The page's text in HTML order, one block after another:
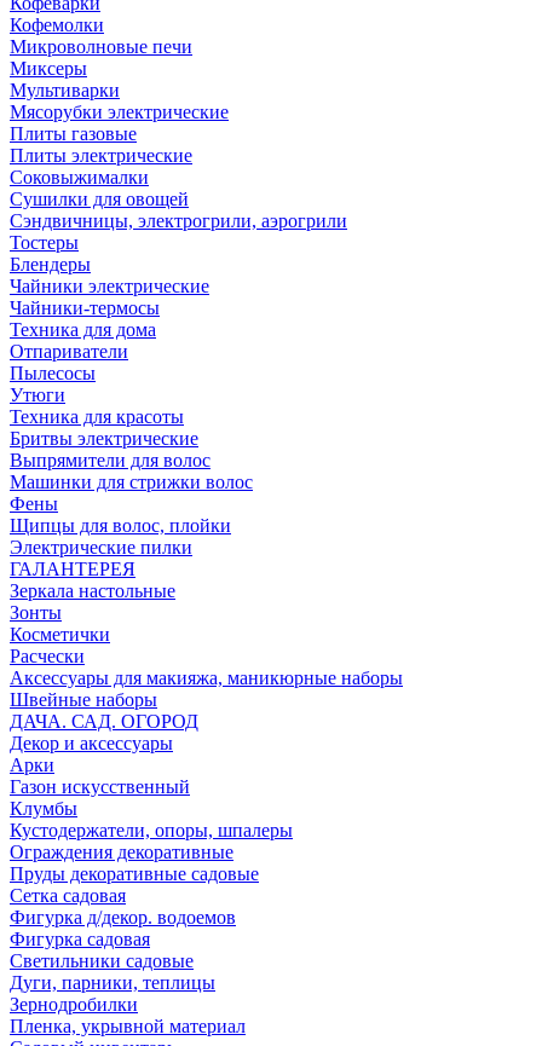
Кофемолки
Микроволновые печи
Миксеры
Мультиварки
Мясорубки электрические
Плиты газовые
Плиты электрические
Соковыжималки
Сушилки для овощей
Сэндвичницы, электрогрили, аэрогрили
Тостеры
Блендеры
Чайники электрические
Чайники-термосы
Техника для дома
Отпариватели
Пылесосы
Утюги
Техника для красоты
Бритвы электрические
Выпрямители для волос
Машинки для стрижки волос
Фены
Щипцы для волос, плойки
Электрические пилки
ГАЛАНТЕРЕЯ
Зеркала настольные
Зонты
Косметички
Расчески
Аксессуары для макияжа, маникюрные наборы
Швейные наборы
ДАЧА. САД. ОГОРОД
Декор и аксессуары
Арки
Газон искусственный
Клумбы
Кустодержатели, опоры, шпалеры
Ограждения декоративные
Пруды декоративные садовые
Сетка садовая
Фигурка д/декор. водоемов
Фигурка садовая
Светильники садовые
Дуги, парники, теплицы
Зернодробилки
Пленка, укрывной материал